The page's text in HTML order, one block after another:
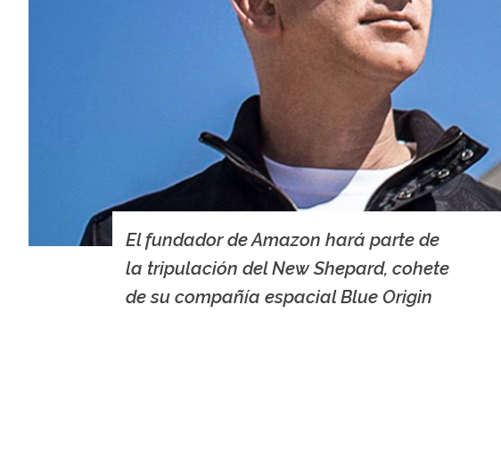
El fundador de Amazon hará parte de
la tripulación del New Shepard, cohete
de su compañía espacial Blue Origin